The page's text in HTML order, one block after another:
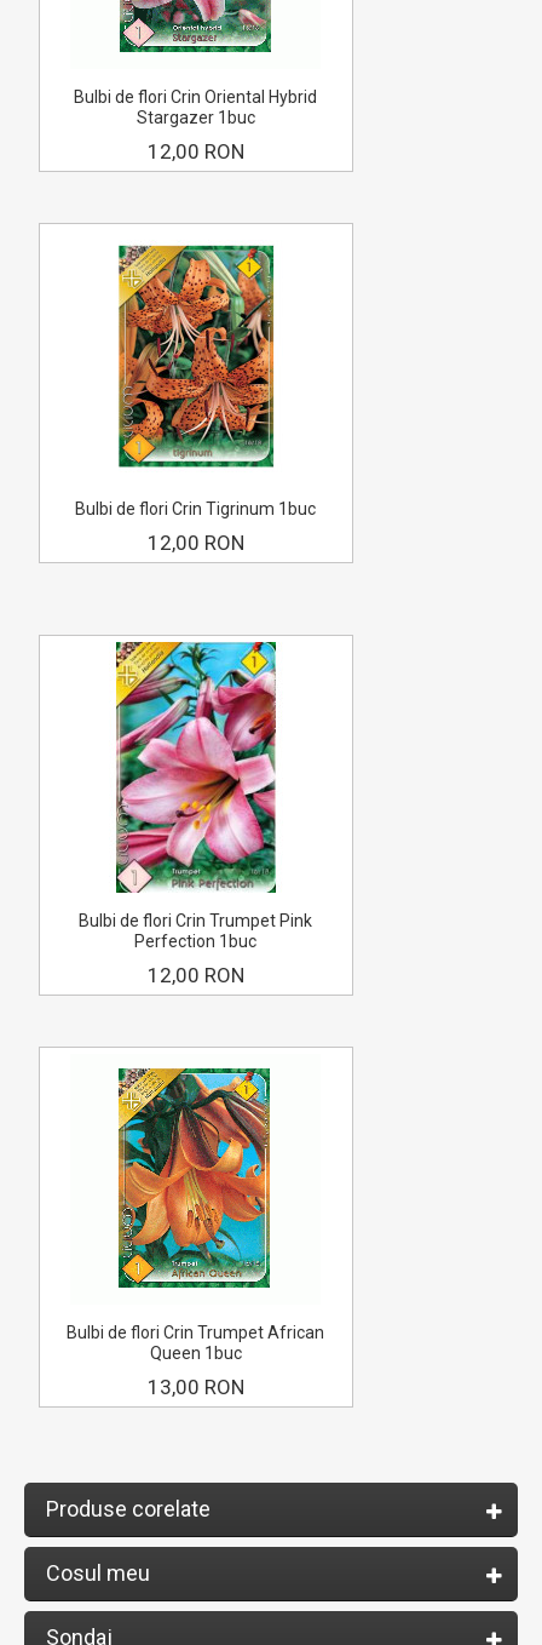
Bulbi de flori Crin Oriental Hybrid
Stargazer 1buc
12,00 RON
Bulbi de flori Crin Tigrinum 1buc
12,00 RON
Bulbi de flori Crin Trumpet Pink
Perfection 1buc
12,00 RON
Bulbi de flori Crin Trumpet African
Queen 1buc
13,00 RON
Produse corelate
Cosul meu
Sondaj